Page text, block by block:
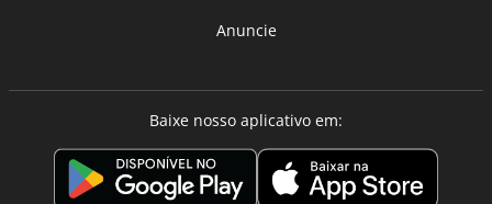
Anuncie
Baixe nosso aplicativo em: